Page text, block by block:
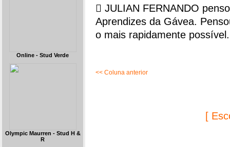
Online - Stud Verde
Olympic Maurren - Stud H &
R
 JULIAN FERNANDO
Aprendizes da Gávea.
o mais rapidamente possível.
<< Coluna anterior
[